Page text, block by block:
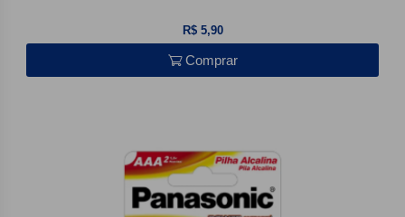
R$ 5,90
Comprar